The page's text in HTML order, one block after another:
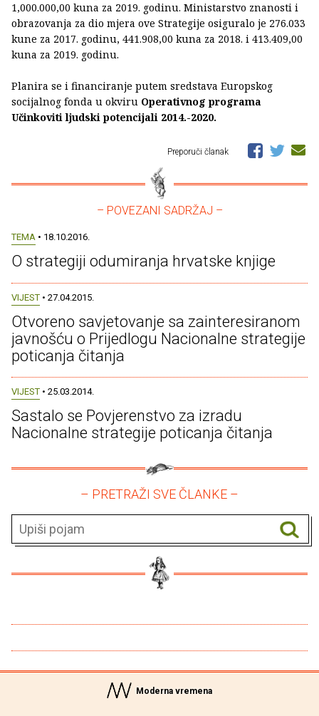
1,000.000,00 kuna za 2019. godinu. Ministarstvo znanosti i
obrazovanja za dio mjera ove Strategije osiguralo je 276.033
kune za 2017. godinu, 441.908,00 kuna za 2018. i 413.409,00
kuna za 2019. godinu.
Planira se i financiranje putem sredstava Europskog
socijalnog fonda u okviru Operativnog programa
Učinkoviti ljudski potencijali 2014.-2020.
Preporuči članak
– POVEZANI SADRŽAJ –
TEMA • 18.10.2016.
O strategiji odumiranja hrvatske knjige
VIJEST • 27.04.2015.
Otvoreno savjetovanje sa zainteresiranom
javnošću o Prijedlogu Nacionalne strategije
poticanja čitanja
VIJEST • 25.03.2014.
Sastalo se Povjerenstvo za izradu
Nacionalne strategije poticanja čitanja
– PRETRAŽI SVE ČLANKE –
Moderna vremena